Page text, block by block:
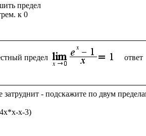
предел
к 0
предел ответ
- подскажите по двум
x-3)